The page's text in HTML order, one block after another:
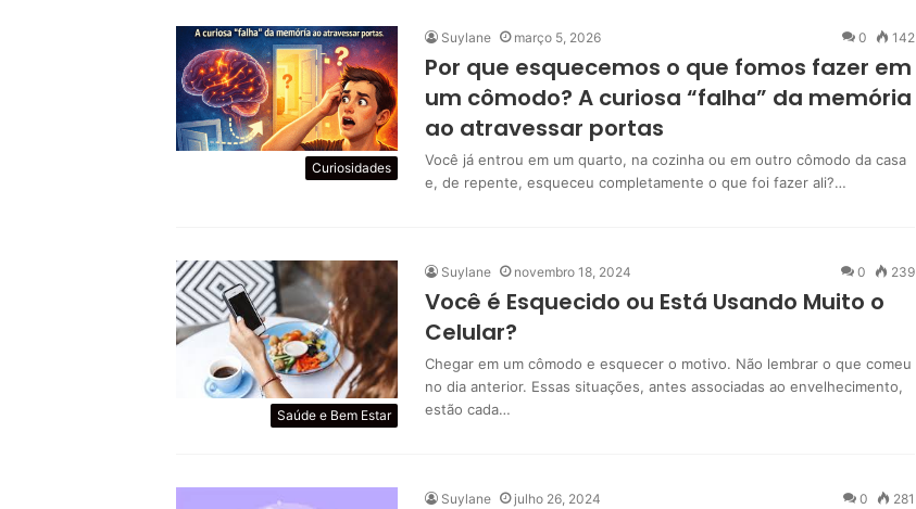
Curiosidades
Suylane março 5, 2026 0 142
Por que esquecemos o que fomos fazer em
um cômodo? A curiosa “falha” da memória
ao atravessar portas
Você já entrou em um quarto, na cozinha ou em outro cômodo da casa
e, de repente, esqueceu completamente o que foi fazer ali?…
Saúde e Bem Estar
Suylane novembro 18, 2024 0 239
Você é Esquecido ou Está Usando Muito o
Celular?
Chegar em um cômodo e esquecer o motivo. Não lembrar o que comeu
no dia anterior. Essas situações, antes associadas ao envelhecimento,
estão cada…
Suylane julho 26, 2024 0 281